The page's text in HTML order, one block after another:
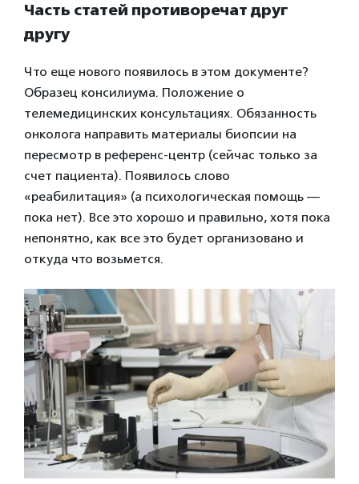
Часть статей противоречат друг
другу
Что еще нового появилось в этом документе?
Образец консилиума. Положение о
телемедицинских консультациях. Обязанность
онколога направить материалы биопсии на
пересмотр в референс-центр (сейчас только за
счет пациента). Появилось слово
«реабилитация» (а психологическая помощь —
пока нет). Все это хорошо и правильно, хотя пока
непонятно, как все это будет организовано и
откуда что возьмется.